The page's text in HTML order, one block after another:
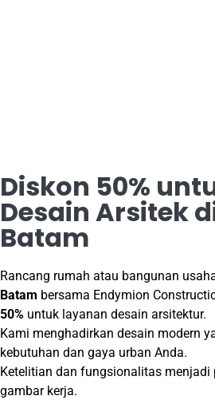
Diskon 50%
Desain Arsitek
Batam
Rancang rumah atau bangunan
Batam bersama Endymion
50% untuk layanan desain arsitektur.
Kami menghadirkan desain modern
kebutuhan dan gaya urban Anda.
Ketelitian dan fungsionalitas
gambar kerja.